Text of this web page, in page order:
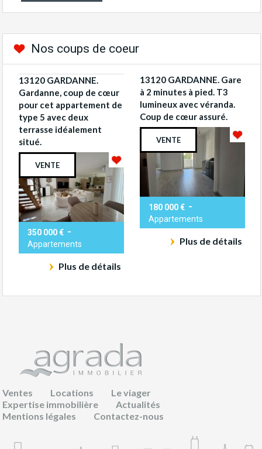
Nos coups de coeur
13120 GARDANNE.
Gardanne, coup de cœur
pour cet appartement de
type 5 avec deux
terrasse idéalement
situé.
VENTE
350 000 € -
Appartements
Plus de détails
13120 GARDANNE. Gare
à 2 minutes à pied. T3
lumineux avec véranda.
Coup de cœur assuré.
VENTE
180 000 € -
Appartements
Plus de détails
Ventes Locations
Le viager
Expertise immobilière
Actualités
Mentions légales
Contactez-nous